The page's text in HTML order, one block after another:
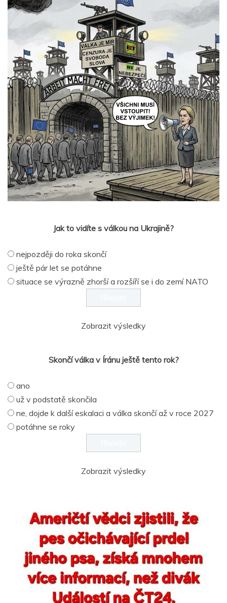
Jak to vidíte s válkou na Ukrajině?
nejpozději do roka skončí
ještě pár let se potáhne
situace se výrazně zhorší a rozšíří se i do zemí NATO
Zobrazit výsledky
Skončí válka v Íránu ještě tento rok?
ano
už v podstatě skončila
ne, dojde k další eskalaci a válka skončí až v roce 2027
potáhne se roky
Zobrazit výsledky